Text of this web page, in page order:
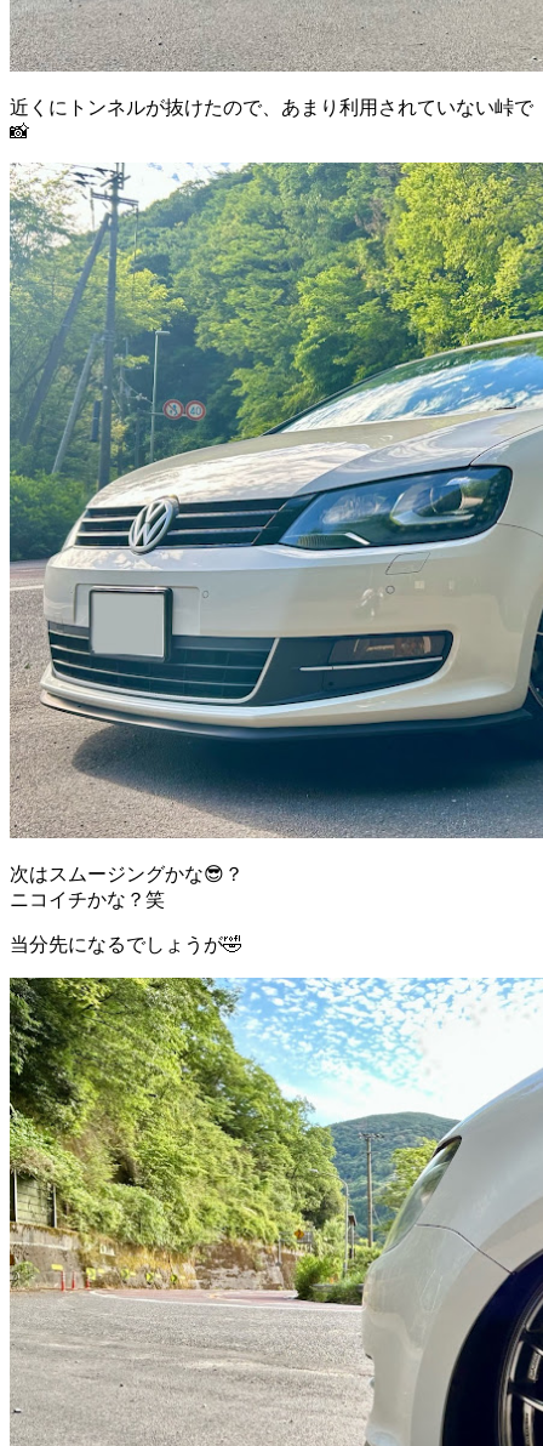
近くにトンネルが抜けたので、あまり利用されていない峠で
📸
次はスムージングかな😎？
ニコイチかな？笑
当分先になるでしょうが🤣